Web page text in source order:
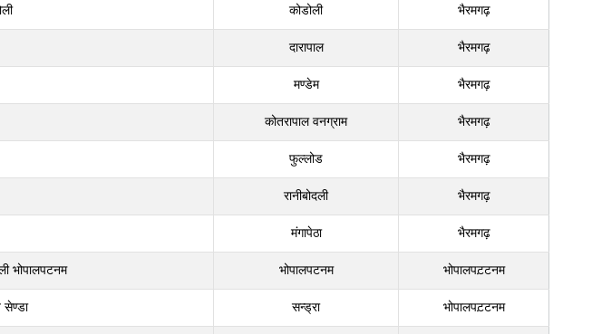
कोडोली
भैरमगढ़
दारापाल
भैरमगढ़
मण्डेम
भैरमगढ़
कोतरापाल वनग्राम
भैरमगढ़
फुल्लोड
भैरमगढ़
रानीबोदली
भैरमगढ़
मंगापेठा
भैरमगढ़
भोपालपटनम भोपालपटनम
भोपालपट़टनम
सेण्‍डा सन्ड्रा
भोपालपट़टनम